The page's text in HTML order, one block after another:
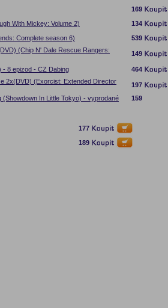
169
With Mickey: Volume 2)
134
Complete season 6) 539
(Chip N' Dale Rescue Rangers:
149
8 epizod - CZ Dabing 464
2x(DVD) (Exorcist: Extended Director
197
In Little Tokyo) - vyprodané 159
177
189